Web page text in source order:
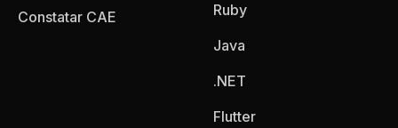
Constatar CAE
Ruby
Java
.NET
Flutter